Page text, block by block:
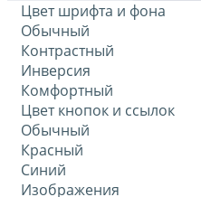
Цвет шрифта и фона
Обычный
Контрастный
Инверсия
Комфортный
Цвет кнопок и ссылок
Обычный
Красный
Синий
Изображения